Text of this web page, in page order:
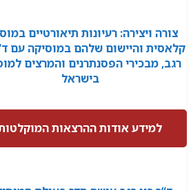
צורה ויצירה: רעיונות תיאורטיים
קלאסית והיישום שלהם במוסיקה עם
רגב, מבכירי הפסנתרנים והמרצים
בישראל
למידע אודות ההרצאות